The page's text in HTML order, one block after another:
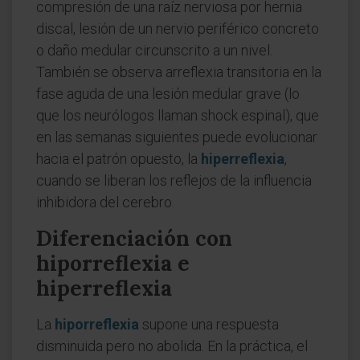
compresión de una raíz nerviosa por hernia
discal, lesión de un nervio periférico concreto
o daño medular circunscrito a un nivel.
También se observa arreflexia transitoria en la
fase aguda de una lesión medular grave (lo
que los neurólogos llaman shock espinal), que
en las semanas siguientes puede evolucionar
hacia el patrón opuesto, la hiperreflexia,
cuando se liberan los reflejos de la influencia
inhibidora del cerebro.
Diferenciación con
hiporreflexia e
hiperreflexia
La hiporreflexia supone una respuesta
disminuida pero no abolida. En la práctica, el